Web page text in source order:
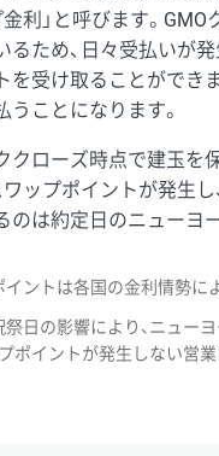
金利」と呼びます。
るため、日々受払いが
を受け取ることができ
うことになります。
クローズ時点で建玉を
ワップポイントが発生
のは約定日のニューヨ
イントは各国の金利情勢に
祭日の影響により、ニュー
ポイントが発生しない営業